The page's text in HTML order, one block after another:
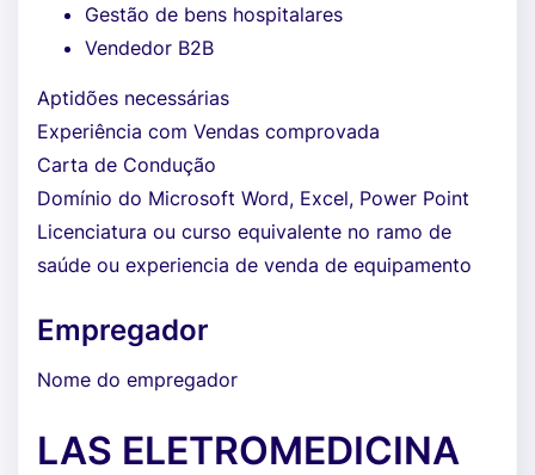
Gestão de bens hospitalares
Vendedor B2B
Aptidões necessárias
Experiência com Vendas comprovada
Carta de Condução
Domínio do Microsoft Word, Excel, Power Point
Licenciatura ou curso equivalente no ramo de
saúde ou experiencia de venda de equipamento
Empregador
Nome do empregador
LAS ELETROMEDICINA